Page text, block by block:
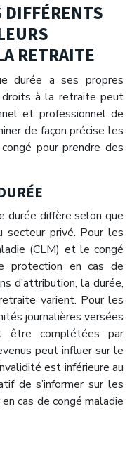
RETRAITE
durée a ses propres
à la retraite peut
et professionnel de
de façon précise les
pour prendre des
durée diffère selon que
secteur privé. Pour les
(CLM) et le congé
protection en cas de
d’attribution, la durée,
varient. Pour les
journalières versées
être complétées par
peut influer sur le
est inférieure au
de s’informer sur les
cas de congé maladie